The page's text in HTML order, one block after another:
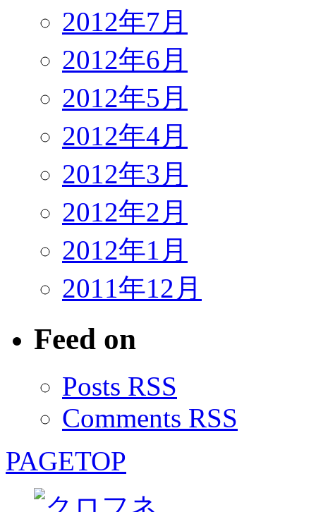
2012年7月
2012年6月
2012年5月
2012年4月
2012年3月
2012年2月
2012年1月
2011年12月
Feed on
Posts RSS
Comments RSS
PAGETOP